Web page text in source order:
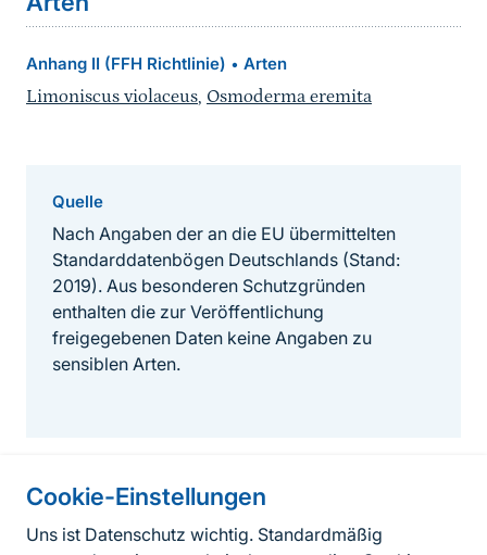
Cookie-Einstellungen
Uns ist Datenschutz wichtig. Standardmäßig
Anhang II (FFH Richtlinie) • Arten
Limoniscus violaceus, Osmoderma eremita
Quelle
Nach Angaben der an die EU übermittelten
Standarddatenbögen Deutschlands (Stand:
2019). Aus besonderen Schutzgründen
enthalten die zur Veröffentlichung
freigegebenen Daten keine Angaben zu
sensiblen Arten.
Informationen zur Seite